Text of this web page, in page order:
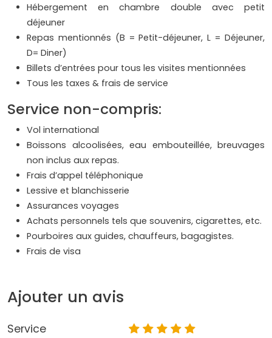
Hébergement en chambre double avec petit
déjeuner
Repas mentionnés (B = Petit-déjeuner, L = Déjeuner,
D= Diner)
Billets d’entrées pour tous les visites mentionnées
Tous les taxes & frais de service
Service non-compris:
Vol international
Boissons alcoolisées, eau embouteillée, breuvages
non inclus aux repas.
Frais d’appel téléphonique
Lessive et blanchisserie
Assurances voyages
Achats personnels tels que souvenirs, cigarettes, etc.
Pourboires aux guides, chauffeurs, bagagistes.
Frais de visa
Ajouter un avis
Service